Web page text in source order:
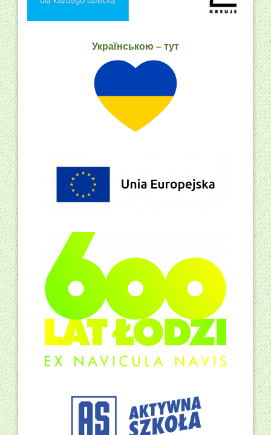
Українською – тут